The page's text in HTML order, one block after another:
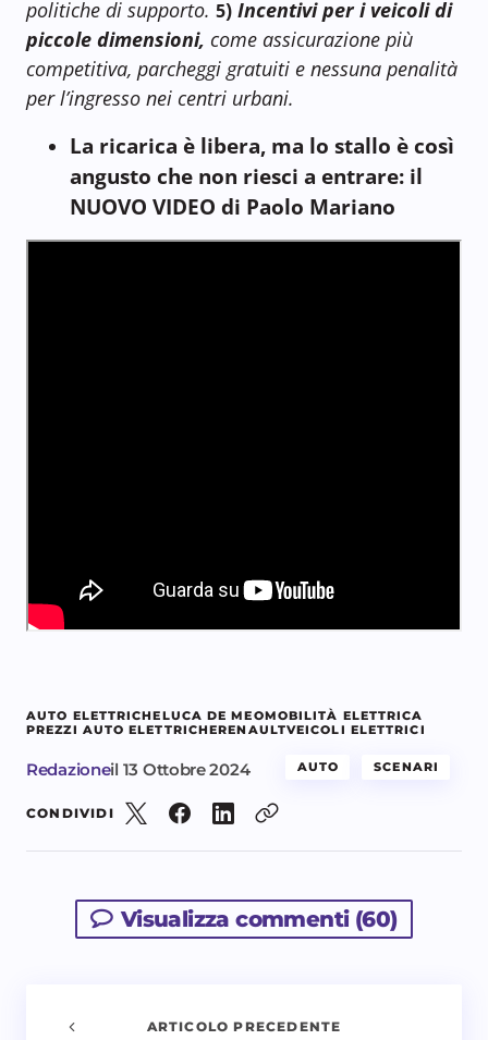
politiche di supporto. 5) Incentivi per i veicoli di
piccole dimensioni, come assicurazione più
competitiva, parcheggi gratuiti e nessuna penalità
per l’ingresso nei centri urbani.
La ricarica è libera, ma lo stallo è così
angusto che non riesci a entrare: il
NUOVO VIDEO di Paolo Mariano
AUTO ELETTRICHELUCA DE MEOMOBILITÀ ELETTRICA
PREZZI AUTO ELETTRICHERENAULTVEICOLI ELETTRICI
Redazioneil 13 Ottobre 2024 AUTO SCENARI
CONDIVIDI
Visualizza commenti (60)
ARTICOLO PRECEDENTE